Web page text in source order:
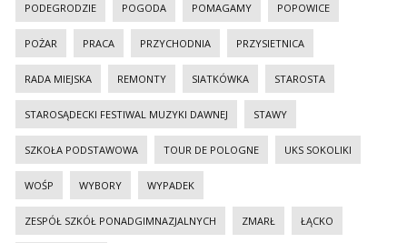
PODEGRODZIE POGODA POMAGAMY POPOWICE
POŻAR PRACA PRZYCHODNIA PRZYSIETNICA
RADA MIEJSKA REMONTY SIATKÓWKA STAROSTA
STAROSĄDECKI FESTIWAL MUZYKI DAWNEJ STAWY
SZKOŁA PODSTAWOWA TOUR DE POLOGNE UKS SOKOLIKI
WOŚP WYBORY WYPADEK
ZESPÓŁ SZKÓŁ PONADGIMNAZJALNYCH ZMARŁ ŁĄCKO